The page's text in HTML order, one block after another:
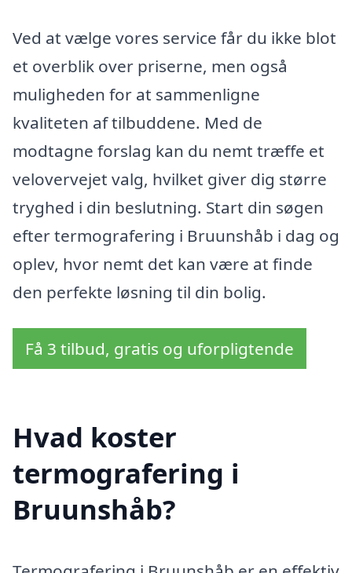
Ved at vælge vores service får du ikke blot
et overblik over priserne, men også
muligheden for at sammenligne
kvaliteten af tilbuddene. Med de
modtagne forslag kan du nemt træffe et
velovervejet valg, hvilket giver dig større
tryghed i din beslutning. Start din søgen
efter termografering i Bruunshåb i dag og
oplev, hvor nemt det kan være at finde
den perfekte løsning til din bolig.
Få 3 tilbud, gratis og uforpligtende
Hvad koster
termografering i
Bruunshåb?